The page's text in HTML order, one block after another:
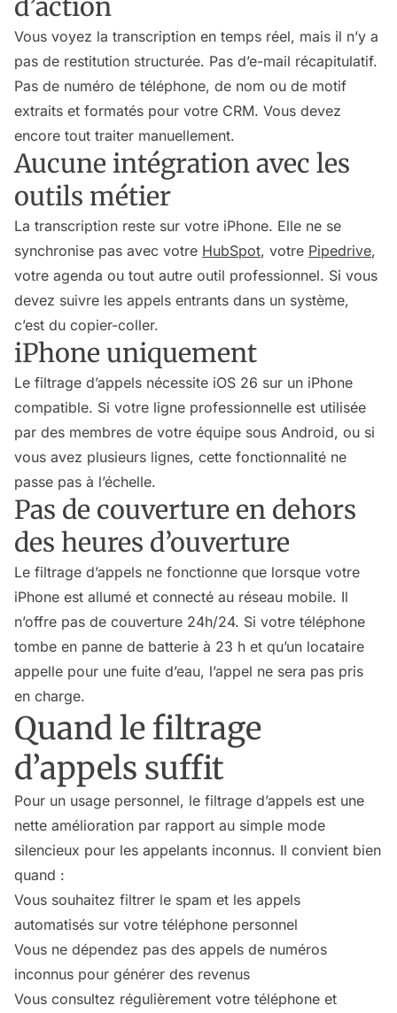
d’action
Vous voyez la transcription en temps réel, mais il n’y a
pas de restitution structurée. Pas d’e-mail récapitulatif.
Pas de numéro de téléphone, de nom ou de motif
extraits et formatés pour votre CRM. Vous devez
encore tout traiter manuellement.
Aucune intégration avec les
outils métier
La transcription reste sur votre iPhone. Elle ne se
synchronise pas avec votre HubSpot, votre Pipedrive,
votre agenda ou tout autre outil professionnel. Si vous
devez suivre les appels entrants dans un système,
c’est du copier-coller.
iPhone uniquement
Le filtrage d’appels nécessite iOS 26 sur un iPhone
compatible. Si votre ligne professionnelle est utilisée
par des membres de votre équipe sous Android, ou si
vous avez plusieurs lignes, cette fonctionnalité ne
passe pas à l’échelle.
Pas de couverture en dehors
des heures d’ouverture
Le filtrage d’appels ne fonctionne que lorsque votre
iPhone est allumé et connecté au réseau mobile. Il
n’offre pas de couverture 24h/24. Si votre téléphone
tombe en panne de batterie à 23 h et qu’un locataire
appelle pour une fuite d’eau, l’appel ne sera pas pris
en charge.
Quand le filtrage
d’appels suffit
Pour un usage personnel, le filtrage d’appels est une
nette amélioration par rapport au simple mode
silencieux pour les appelants inconnus. Il convient bien
quand :
Vous souhaitez filtrer le spam et les appels
automatisés sur votre téléphone personnel
Vous ne dépendez pas des appels de numéros
inconnus pour générer des revenus
Vous consultez régulièrement votre téléphone et